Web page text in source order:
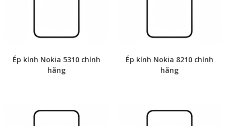
Ép kính Nokia 5310 chính
hãng
Ép kính Nokia 8210 chính
hãng